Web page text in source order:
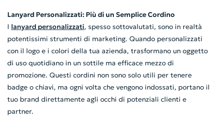
Lanyard Personalizzati: Più di un Semplice Cordino
I lanyard personalizzati, spesso sottovalutati, sono in realtà
potentissimi strumenti di marketing. Quando personalizzati
con il logo e i colori della tua azienda, trasformano un oggetto
di uso quotidiano in un sottile ma efficace mezzo di
promozione. Questi cordini non sono solo utili per tenere
badge o chiavi, ma ogni volta che vengono indossati, portano il
tuo brand direttamente agli occhi di potenziali clienti e
partner.